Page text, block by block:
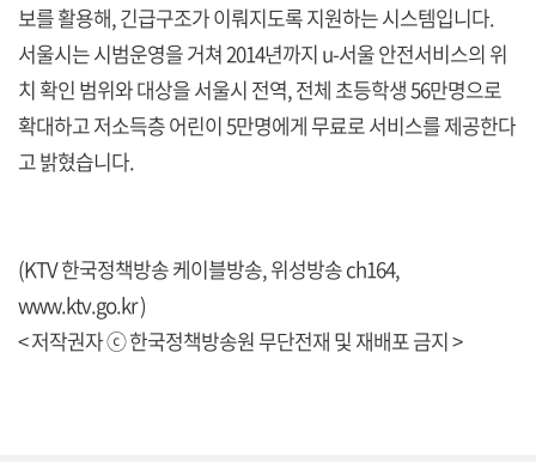
보를 활용해, 긴급구조가 이뤄지도록 지원하는 시스템입니다.
서울시는 시범운영을 거쳐 2014년까지 u-서울 안전서비스의 위
치 확인 범위와 대상을 서울시 전역, 전체 초등학생 56만명으로
확대하고 저소득층 어린이 5만명에게 무료로 서비스를 제공한다
고 밝혔습니다.
(KTV 한국정책방송 케이블방송, 위성방송 ch164,
www.ktv.go.kr )
< 저작권자 ⓒ 한국정책방송원 무단전재 및 재배포 금지 >